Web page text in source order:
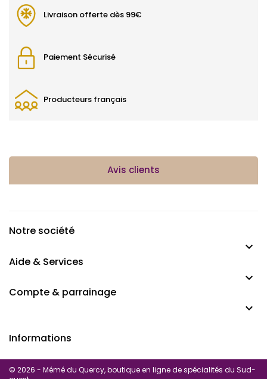
Livraison offerte dès 99€
Paiement Sécurisé
Producteurs français
Avis clients
Notre société

Aide & Services

Compte & parrainage

Informations
© 2026 - Mémé du Quercy, boutique en ligne de spécialités du Sud-